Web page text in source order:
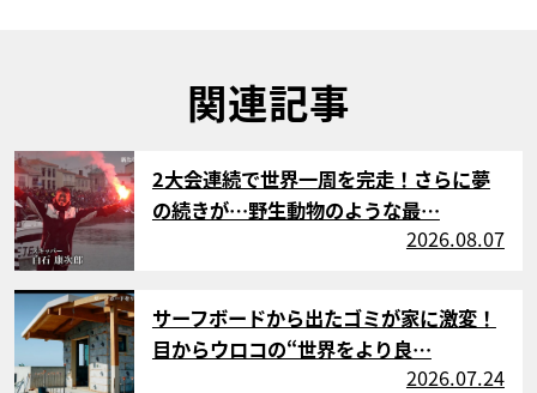
関連記事
サムネイル
2大会連続で世界一周を完走！さらに夢
の続きが…野生動物のような最…
2026.08.07
サムネイル
サーフボードから出たゴミが家に激変！
目からウロコの“世界をより良…
2026.07.24